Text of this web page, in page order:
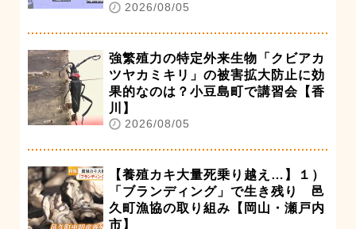
2026/08/05
強繁殖力の特定外来生物「クビアカ
ツヤカミキリ」の被害拡大防止に効
果的なのは？小豆島町で講習会【香
川】
2026/08/05
【養殖カキ大量死乗り越え…】１）
「ブランディング」で生き残り 邑
久町漁協の取り組み【岡山・瀬戸内
市】